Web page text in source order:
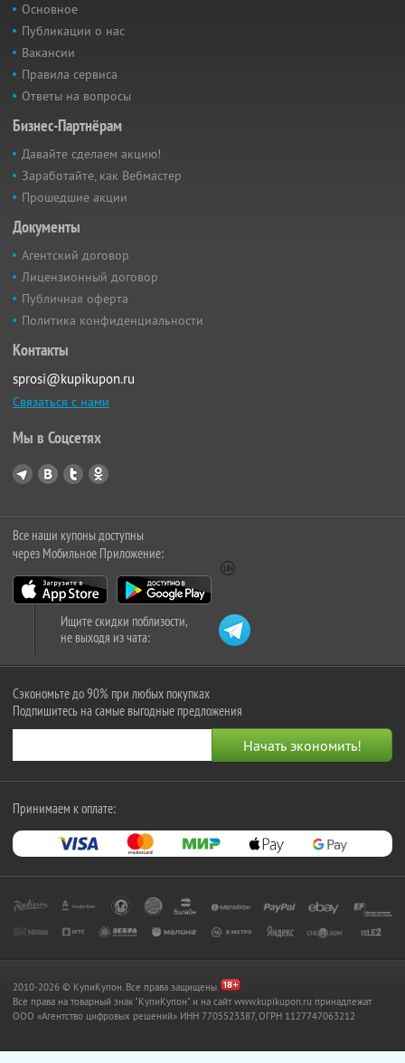
Основное
Публикации о нас
Вакансии
Правила сервиса
Ответы на вопросы
Бизнес-Партнёрам
Давайте сделаем акцию!
Заработайте, как Вебмастер
Прошедшие акции
Документы
Агентский договор
Лицензионный договор
Публичная оферта
Политика конфиденциальности
Контакты
sprosi@kupikupon.ru
Связаться с нами
Мы в Соцсетях
Все наши купоны доступны
через Мобильное Приложение:
Ищите скидки поблизости,
не выходя из чата:
Сэкономьте до 90% при любых покупках
Подпишитесь на самые выгодные предложения
Принимаем к оплате:
2010-2026 © КупиКупон. Все права защищены.
Все права на товарный знак "КупиКупон" и на сайт www.kupikupon.ru принадлежат
OOO «Агентство цифровых решений» ИНН 7705523387, ОГРН 1127747063212